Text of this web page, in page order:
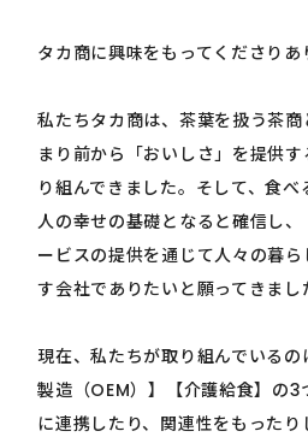
タカ商に興味をもってくださりあ
私たちタカ商は、茶葉を扱う茶
まり前から「おいしさ」を提供
り組んできました。そして、食
人の幸せの基礎となると確信し
ービスの提供を通じて人々の暮
す会社でありたいと願ってきまし
現在、私たちが取り組んでいる
製造（OEM）】【介護給食】の3
に連携したり、関連性をもった